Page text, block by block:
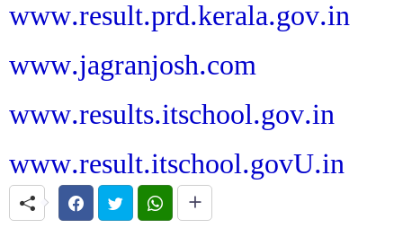
www.result.prd.kerala.gov.in
www.jagranjosh.com
www.results.itschool.gov.in
www.result.itschool.govU.in